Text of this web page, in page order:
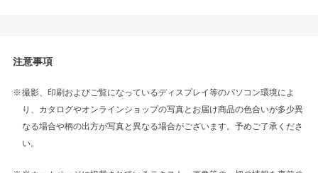
注意事項
撮影、印刷およびご覧になっているディスプレイ等のパソコン環境によ
り、カタログやオンラインショップの写真とお届け商品の色合いが多少異
なる場合や柄の出方が写真と異なる場合がございます。予めご了承くださ
い。